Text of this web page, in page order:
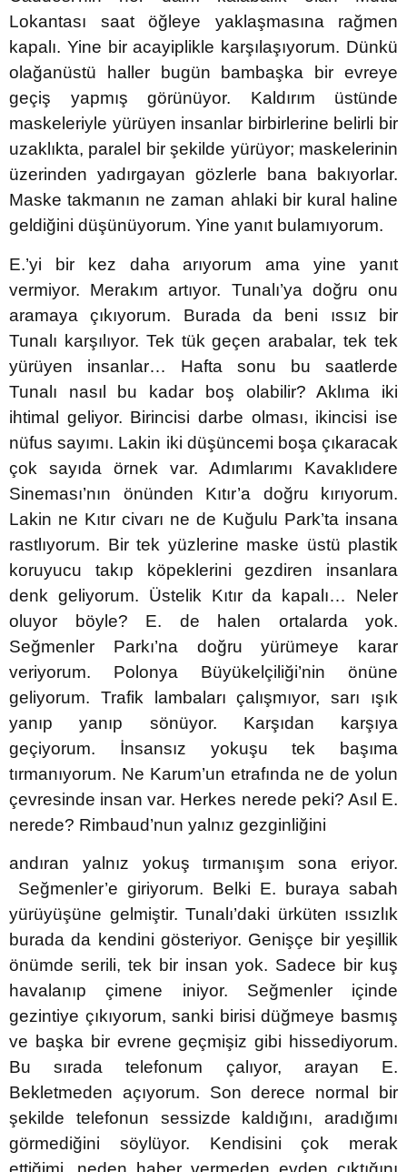
Lokantası saat öğleye yaklaşmasına rağmen
kapalı. Yine bir acayiplikle karşılaşıyorum. Dünkü
olağanüstü haller bugün bambaşka bir evreye
geçiş yapmış görünüyor. Kaldırım üstünde
maskeleriyle yürüyen insanlar birbirlerine belirli bir
uzaklıkta, paralel bir şekilde yürüyor; maskelerinin
üzerinden yadırgayan gözlerle bana bakıyorlar.
Maske takmanın ne zaman ahlaki bir kural haline
geldiğini düşünüyorum. Yine yanıt bulamıyorum.
E.’yi bir kez daha arıyorum ama yine yanıt
vermiyor. Merakım artıyor. Tunalı’ya doğru onu
aramaya çıkıyorum. Burada da beni ıssız bir
Tunalı karşılıyor. Tek tük geçen arabalar, tek tek
yürüyen insanlar… Hafta sonu bu saatlerde
Tunalı nasıl bu kadar boş olabilir? Aklıma iki
ihtimal geliyor. Birincisi darbe olması, ikincisi ise
nüfus sayımı. Lakin iki düşüncemi boşa çıkaracak
çok sayıda örnek var. Adımlarımı Kavaklıdere
Sineması’nın önünden Kıtır’a doğru kırıyorum.
Lakin ne Kıtır civarı ne de Kuğulu Park’ta insana
rastlıyorum. Bir tek yüzlerine maske üstü plastik
koruyucu takıp köpeklerini gezdiren insanlara
denk geliyorum. Üstelik Kıtır da kapalı… Neler
oluyor böyle? E. de halen ortalarda yok.
Seğmenler Parkı’na doğru yürümeye karar
veriyorum. Polonya Büyükelçiliği’nin önüne
geliyorum. Trafik lambaları çalışmıyor, sarı ışık
yanıp yanıp sönüyor. Karşıdan karşıya
geçiyorum. İnsansız yokuşu tek başıma
tırmanıyorum. Ne Karum’un etrafında ne de yolun
çevresinde insan var. Herkes nerede peki? Asıl E.
nerede? Rimbaud’nun yalnız gezginliğini
andıran yalnız yokuş tırmanışım sona eriyor.
Seğmenler’e giriyorum. Belki E. buraya sabah
yürüyüşüne gelmiştir. Tunalı’daki ürküten ıssızlık
burada da kendini gösteriyor. Genişçe bir yeşillik
önümde serili, tek bir insan yok. Sadece bir kuş
havalanıp çimene iniyor. Seğmenler içinde
gezintiye çıkıyorum, sanki birisi düğmeye basmış
ve başka bir evrene geçmişiz gibi hissediyorum.
Bu sırada telefonum çalıyor, arayan E.
Bekletmeden açıyorum. Son derece normal bir
şekilde telefonun sessizde kaldığını, aradığımı
görmediğini söylüyor. Kendisini çok merak